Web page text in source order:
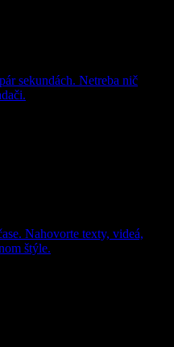
sekundách. Netreba nič
Nahovorte texty, videá,
štýle.